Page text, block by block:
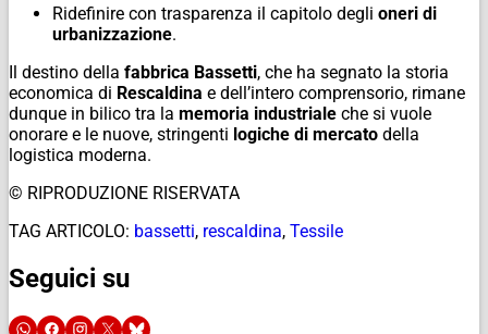
Ridefinire con trasparenza il capitolo degli oneri di
urbanizzazione.
Il destino della fabbrica Bassetti, che ha segnato la storia
economica di Rescaldina e dell’intero comprensorio, rimane
dunque in bilico tra la memoria industriale che si vuole
onorare e le nuove, stringenti logiche di mercato della
logistica moderna.
© RIPRODUZIONE RISERVATA
TAG ARTICOLO: bassetti, rescaldina, Tessile
Seguici su